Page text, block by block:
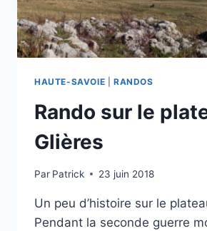
HAUTE-SAVOIE RANDOS
Rando sur le
Glières
Par Patrick 23 juin 2018
Un peu d’histoire sur le
Pendant la seconde guerre